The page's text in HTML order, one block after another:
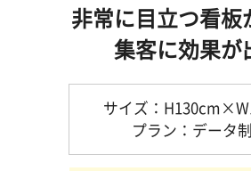
非常に目立つ看板
集客に効果が
サイズ：
プラン：データ